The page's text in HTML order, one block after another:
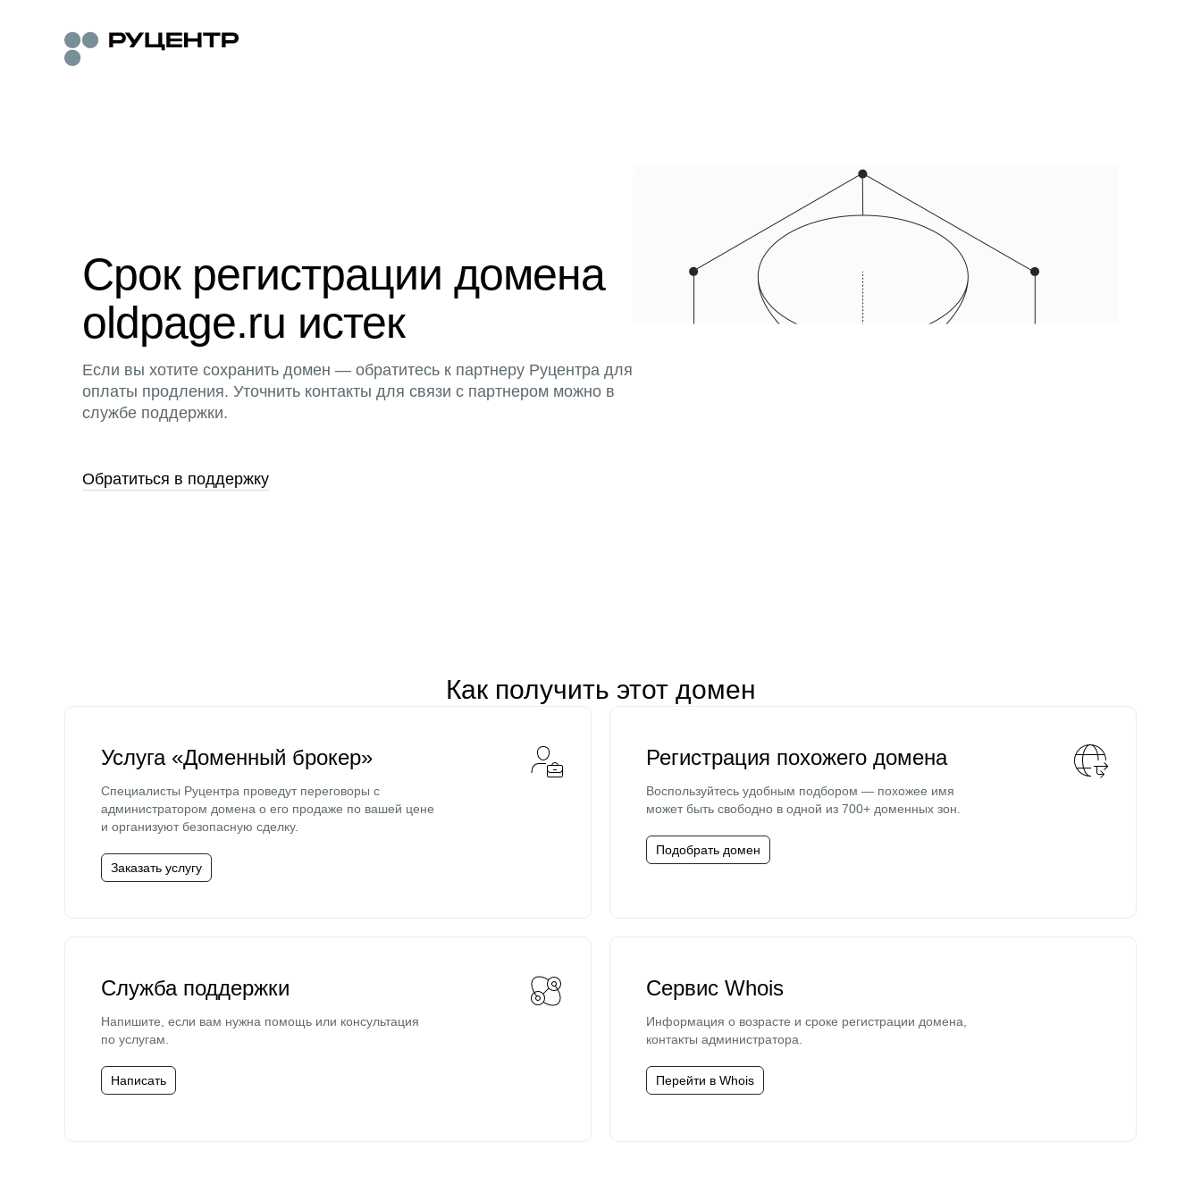
Срок регистрации домена
oldpage.ru истек
Если вы хотите сохранить домен — обратитесь к партнеру Руцентра для
оплаты продления. Уточнить контакты для связи с партнером можно в
службе поддержки.
Обратиться в поддержку
Как получить этот домен
Услуга «Доменный брокер»
Специалисты Руцентра проведут переговоры с
администратором домена о его продаже по вашей цене
и организуют безопасную сделку.
Заказать услугу
Регистрация похожего домена
Воспользуйтесь удобным подбором — похожее имя
может быть свободно в одной из 700+ доменных зон.
Подобрать домен
Служба поддержки
Напишите, если вам нужна помощь или консультация
по услугам.
Написать
Сервис Whois
Информация о возрасте и сроке регистрации домена,
контакты администратора.
Перейти в Whois